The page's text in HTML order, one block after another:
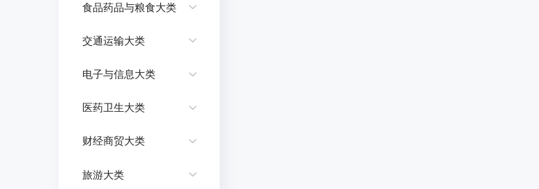
食品药品与粮食大类
交通运输大类
电子与信息大类
医药卫生大类
财经商贸大类
旅游大类